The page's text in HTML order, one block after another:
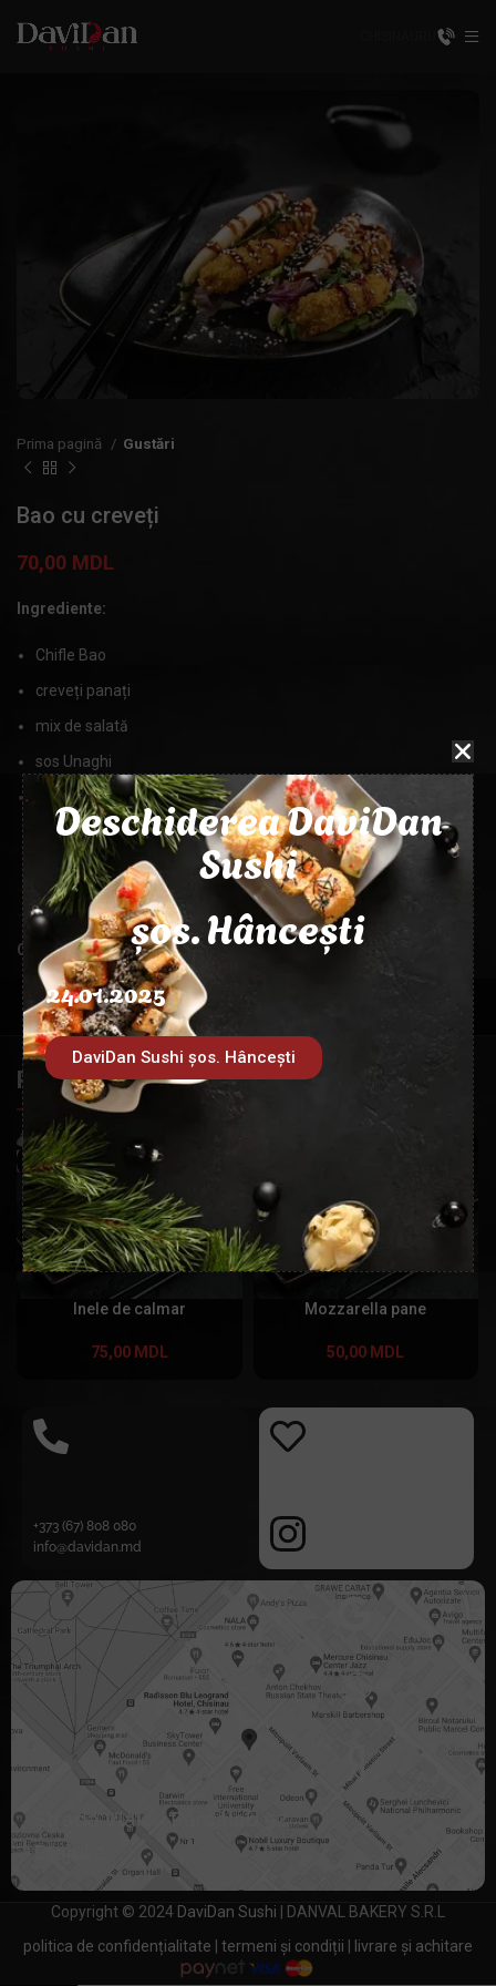
Prima pagină Gustări
Bao cu creveți
70,00 MDL
Ingrediente:
Chifle Bao
creveți panați
mix de salată
sos Unaghi
susan
MASA 220g
Categorie:Gustări
PRODUSE SIMILARE
Inele de calmar
75,00 MDL
Mozzarella pane
50,00 MDL
+373 (67) 808 080
info@davidan.md
Strada Vlaicu Pârcălab 52
Etajul 2
Copyright © 2024 DaviDan Sushi | DANVAL BAKERY S.R.L
politica de confidențialitate
termeni și condiții livrare și achitare
Deschiderea DaviDan
Sushi
șos. Hâncești
24.01.2025
DaviDan Sushi șos. Hâncești